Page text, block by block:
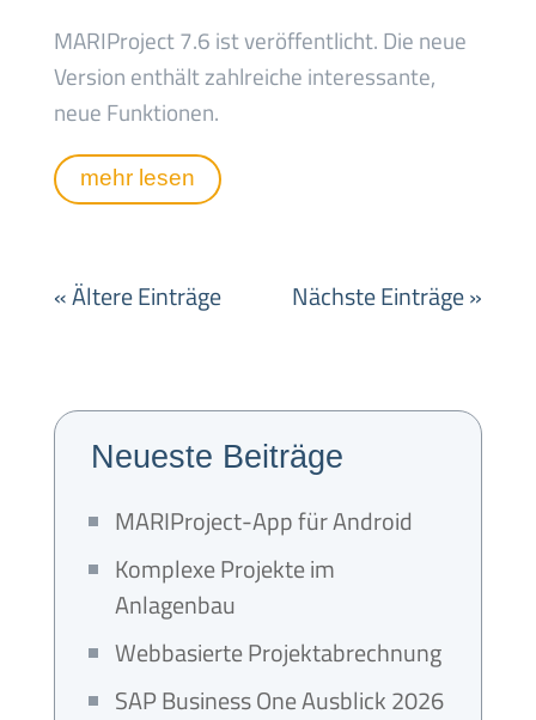
MARIProject 7.6 ist veröffentlicht. Die neue
Version enthält zahlreiche interessante,
neue Funktionen.
mehr lesen
« Ältere Einträge Nächste Einträge »
Neueste Beiträge
MARIProject-App für Android
Komplexe Projekte im
Anlagenbau
Webbasierte Projektabrechnung
SAP Business One Ausblick 2026